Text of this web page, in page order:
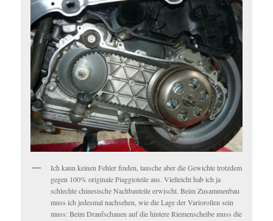
Ich kann keinen Fehler finden, tausche aber die Gewichte trotzdem
gegen 100% originale Piaggioteile aus. Vielleicht hab ich ja
schlechte chinesische Nachbauteile erwischt. Beim Zusammenbau
muss ich jedesmal nachsehen, wie die Lage der Variorollen sein
muss: Beim Draufschauen auf die hintere Riemenscheibe muss die